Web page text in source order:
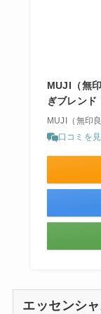
MUJI（無
ぎブレンド
MUJI（無印良
口コミを
エッセンシ